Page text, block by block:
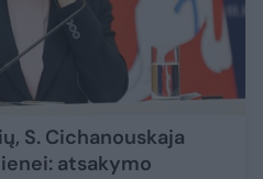
S. Cichanouskaja
atsakymo